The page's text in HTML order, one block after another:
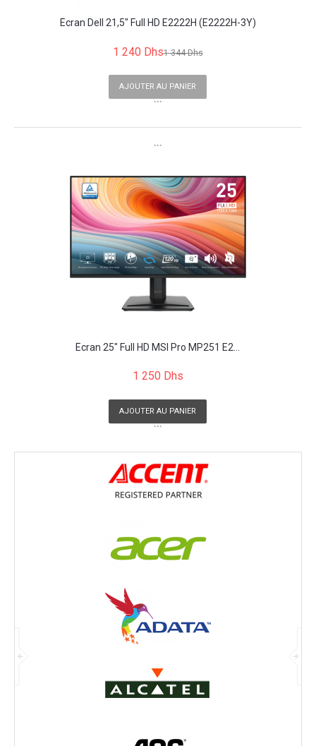
Écran Dell 21,5" Full HD E2222H (E2222H-3Y)
1 240 Dhs1 344 Dhs
AJOUTER AU PANIER
```
```
Écran 25" Full HD MSI Pro MP251 E2...
1 250 Dhs
AJOUTER AU PANIER
```